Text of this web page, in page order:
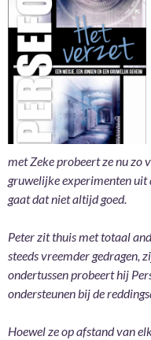
met Zeke probeert ze nu zo
gruwelijke experimenten uit
gaat dat niet altijd goed.
Peter zit thuis met totaal
steeds vreemder gedragen,
ondertussen probeert hij
ondersteunen bij de
Hoewel ze op afstand van